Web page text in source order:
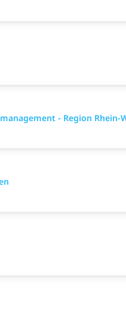
- Region Rhein-